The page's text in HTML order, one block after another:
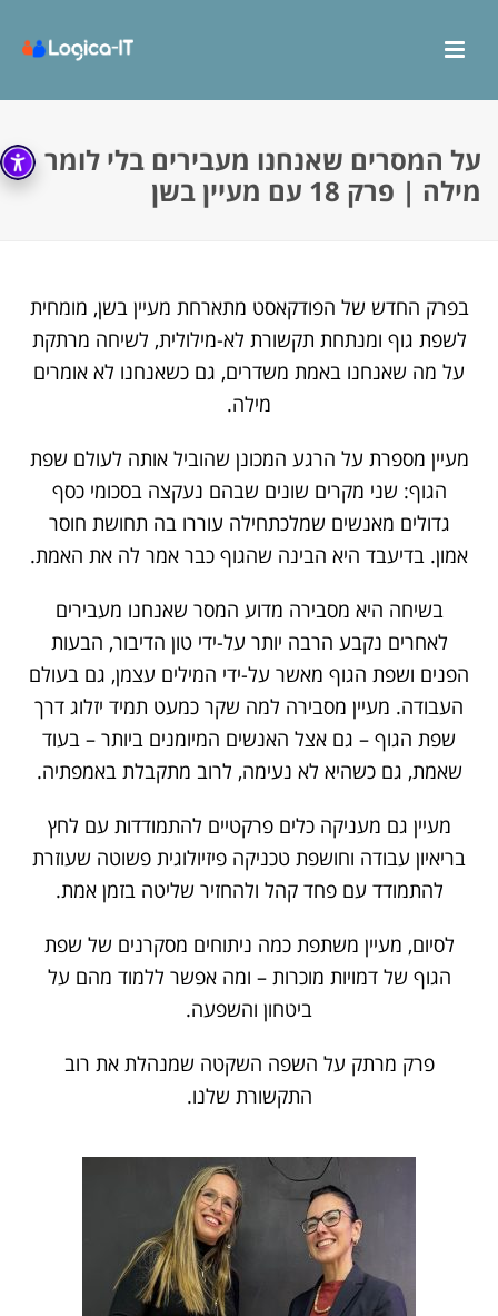
על המסרים שאנחנו מעבירים בלי לומר
מילה | פרק 18 עם מעיין בשן
בפרק החדש של הפודקאסט מתארחת מעיין בשן, מומחית
לשפת גוף ומנתחת תקשורת לא-מילולית, לשיחה מרתקת
על מה שאנחנו באמת משדרים, גם כשאנחנו לא אומרים
מילה.
מעיין מספרת על הרגע המכונן שהוביל אותה לעולם שפת
הגוף: שני מקרים שונים שבהם נעקצה בסכומי כסף
גדולים מאנשים שמלכתחילה עוררו בה תחושת חוסר
אמון. בדיעבד היא הבינה שהגוף כבר אמר לה את האמת.
בשיחה היא מסבירה מדוע המסר שאנחנו מעבירים
לאחרים נקבע הרבה יותר על-ידי טון הדיבור, הבעות
הפנים ושפת הגוף מאשר על-ידי המילים עצמן, גם בעולם
העבודה. מעיין מסבירה למה שקר כמעט תמיד יזלוג דרך
שפת הגוף – גם אצל האנשים המיומנים ביותר – בעוד
שאמת, גם כשהיא לא נעימה, לרוב מתקבלת באמפתיה.
מעיין גם מעניקה כלים פרקטיים להתמודדות עם לחץ
בריאיון עבודה וחושפת טכניקה פיזיולוגית פשוטה שעוזרת
להתמודד עם פחד קהל ולהחזיר שליטה בזמן אמת.
לסיום, מעיין משתפת כמה ניתוחים מסקרנים של שפת
הגוף של דמויות מוכרות – ומה אפשר ללמוד מהם על
ביטחון והשפעה.
פרק מרתק על השפה השקטה שמנהלת את רוב
התקשורת שלנו.